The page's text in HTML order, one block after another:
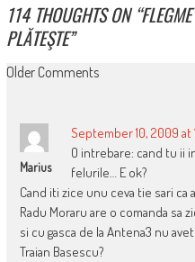
114 THOUGHTS ON “
PLĂTEŞTE”
COMMENT
Older Comments
Marius
September 10, 2009 at
O intrebare: cand tu ii
felurile… E ok?
Cand iti zice unu ceva tie sari ca
Radu Moraru are o comanda sa
si cu gasca de la Antena3 nu
Traian Basescu?